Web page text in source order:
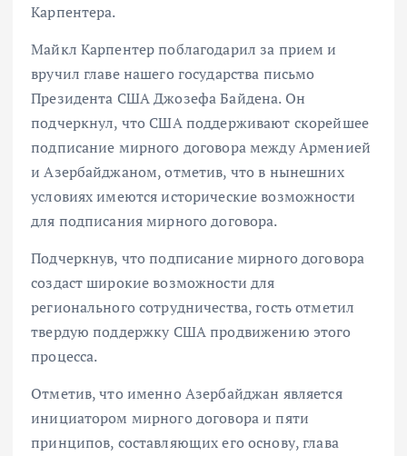
Карпентера.
Майкл Карпентер поблагодарил за прием и
вручил главе нашего государства письмо
Президента США Джозефа Байдена. Он
подчеркнул, что США поддерживают скорейшее
подписание мирного договора между Арменией
и Азербайджаном, отметив, что в нынешних
условиях имеются исторические возможности
для подписания мирного договора.
Подчеркнув, что подписание мирного договора
создаст широкие возможности для
регионального сотрудничества, гость отметил
твердую поддержку США продвижению этого
процесса.
Отметив, что именно Азербайджан является
инициатором мирного договора и пяти
принципов, составляющих его основу, глава